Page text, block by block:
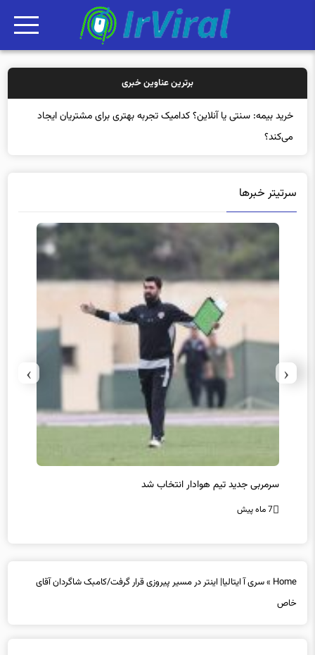
برترین عناوین خبری
خرید بیمه: سنتی یا آنلاین؟ کدامیک تجربه بهتری برای مشتریان ایجاد
می‌کند؟
سرتیتر خبرها
سرمربی جدید تیم هوادار انتخاب شد
7 ماه پیش
‹
›
Home
»سری آ ایتالیا| اینتر در مسیر پیروزی قرار گرفت/کامبک شاگردان آقای
خاص